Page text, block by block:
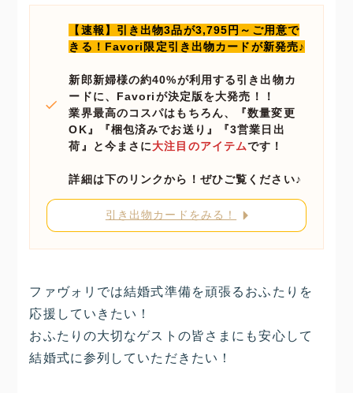
【速報】引き出物3品が3,795円～ご用意で
きる！Favori限定引き出物カードが新発売♪
新郎新婦様の約40%が利用する引き出物カ
ードに、Favoriが決定版を大発売！！
業界最高のコスパはもちろん、『数量変更
OK』『梱包済みでお送り』『3営業日出
荷』と今まさに大注目のアイテムです！
詳細は下のリンクから！ぜひご覧ください♪
引き出物カードをみる！
ファヴォリでは結婚式準備を頑張るおふたりを
応援していきたい！
おふたりの大切なゲストの皆さまにも安心して
結婚式に参列していただきたい！